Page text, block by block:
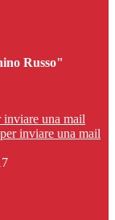
Russo"
una mail
inviare una mail